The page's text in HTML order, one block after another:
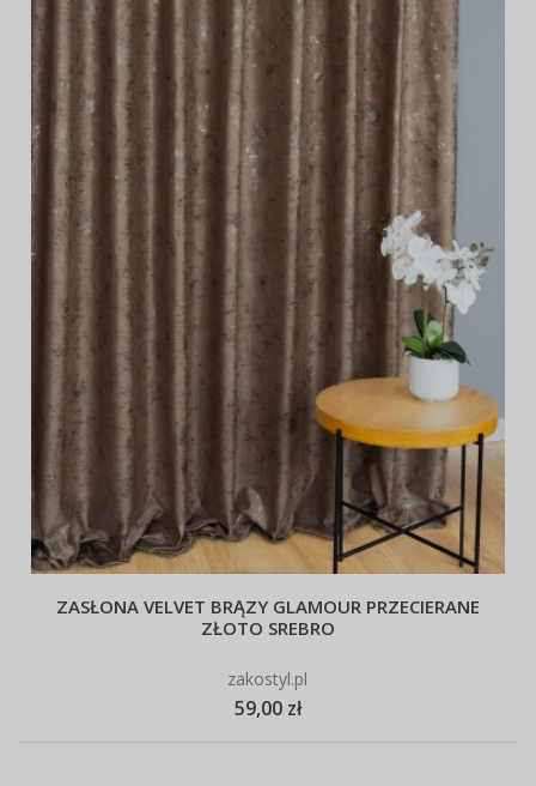
ZASŁONA VELVET BRĄZY GLAMOUR PRZECIERANE
ZŁOTO SREBRO
zakostyl.pl
59,00 zł